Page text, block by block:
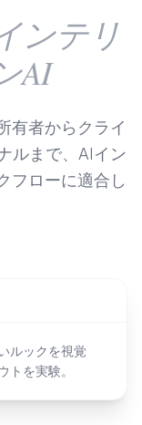
ンテリ
AI
有者からクライ
ルまで、AIイン
フローに適合し
ルックを視覚
トを実験。